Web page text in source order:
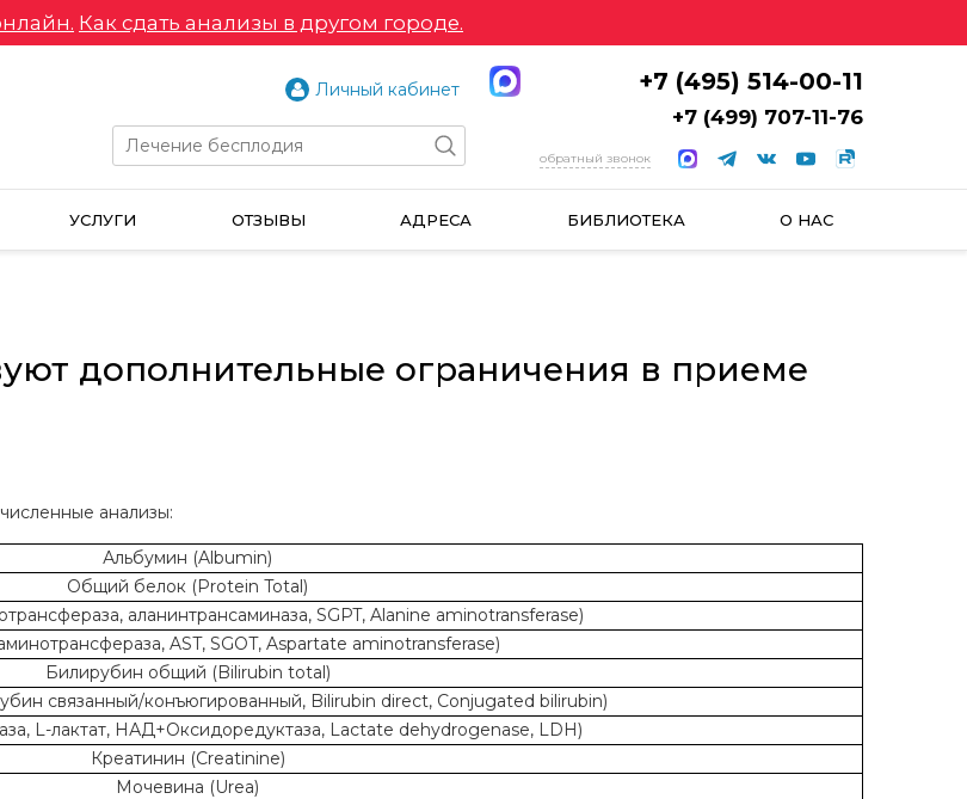
Как сдать анализы в другом городе.
Личный кабинет +7 (495) 514-00-11
+7 (499) 707-11-76
обратный звонок
УСЛУГИ ОТЗЫВЫ АДРЕСА БИБЛИОТЕКА О НАС
дополнительные ограничения в приеме
анализы:
Альбумин (Albumin)
Общий белок (Protein Total)
аланинтрансаминаза, SGPT, Alanine aminotransferase)
AST, SGOT, Aspartate aminotransferase)
Билирубин общий (Bilirubin total)
связанный/конъюгированный, Bilirubin direct, Сonjugated bilirubin)
L-лактат, НАД+Оксидоредуктаза, Lactate dehydrogenase, LDH)
Креатинин (Creatinine)
Мочевина (Urea)